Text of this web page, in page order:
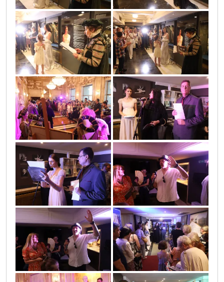
sif_4103 sif_4104
sif_3910 sif_4017
sif_4011 sif_4165
sif_4167 sif_4036